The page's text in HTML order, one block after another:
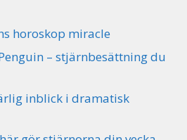
horoskop miracle
– stjärnbesättning du
inblick i dramatisk